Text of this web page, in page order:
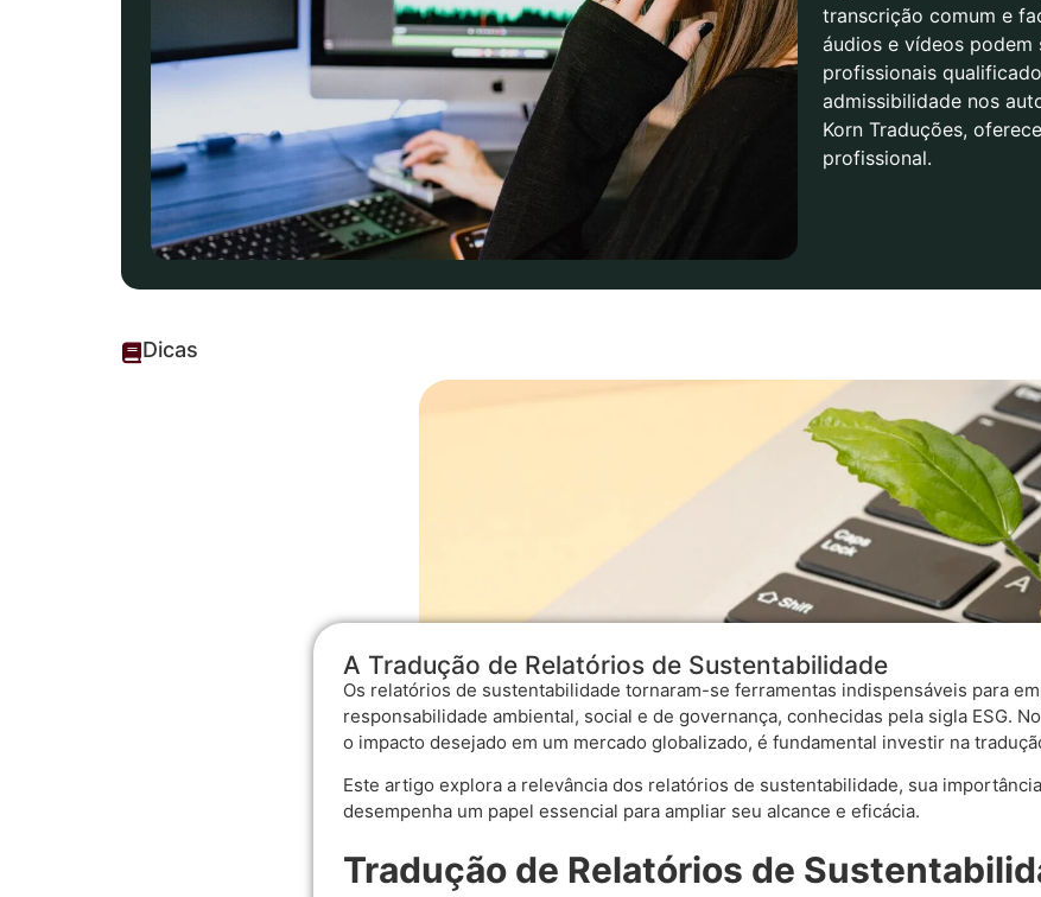
transcrição comum e
áudios e vídeos
profissionais
admissibilidade nos
Korn Traduções,
profissional.
Dicas
A Tradução de Relatórios de Sustentabilidade
Os relatórios de sustentabilidade tornaram-se ferramentas indispensáveis para
responsabilidade ambiental, social e de governança, conhecidas pela sigla ESG.
o impacto desejado em um mercado globalizado, é fundamental investir na
Este artigo explora a relevância dos relatórios de sustentabilidade, sua
desempenha um papel essencial para ampliar seu alcance e eficácia.
Tradução de Relatórios de